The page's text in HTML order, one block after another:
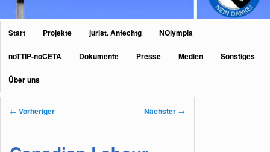
Hauptmenü
Start Projekte jurist. Anfechtg NOlympia
noTTIP-noCETA Dokumente Presse Medien Sonstiges
Über uns
Beitragsnavigation
← Vorheriger Nächster →